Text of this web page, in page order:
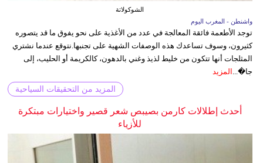
الشوكولاتة
واشنطن - المغرب اليوم
توجد الأطعمة فائقة المعالجة في عدد من الأغذية على نحو يفوق ما قد يتصوره
كثيرون، وسوف تساعدك هذه الوصفات الشهية على تجنبها.نتوقع عندما نشتري
المثلجات أنها تتكون من خليط لذيذ وغني بالدهون، كالكريمة أو الحليب، إلى
جا�... المزيد
المزيد من التحقيقات السياحية
أحدث إطلالات كارمن بصيبص شعر قصير واختيارات مبتكرة
للأزياء